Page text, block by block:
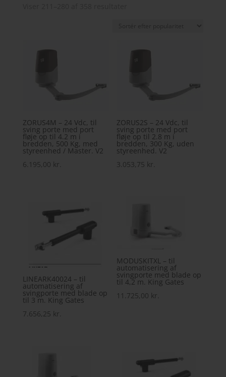
ZORUS4M – 24 Vdc, til
sving porte med port
fløje op til 4.2 m i
bredden, 500 Kg, med
styreenhed / Master. V2
6.195,00 kr.
ZORUS2S – 24 Vdc, til
sving porte med port
fløje op til 2.8 m i
bredden, 300 Kg, uden
styreenhed. V2
3.053,75 kr.
LINEARK40024 – til
automatisering af
svingporte med blade op
til 3 m. King Gates
7.656,25 kr.
MODUSKITXL – til
automatisering af
svingporte med blade op
til 4,2 m. King Gates
11.725,00 kr.